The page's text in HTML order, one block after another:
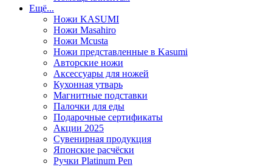
Ещё...
Ножи KASUMI
Ножи Masahiro
Ножи Mcusta
Ножи представленные в Kasumi
Авторские ножи
Аксессуары для ножей
Кухонная утварь
Магнитные подставки
Палочки для еды
Подарочные сертификаты
Акции 2025
Сувенирная продукция
Японские расчёски
Ручки Platinum Pen